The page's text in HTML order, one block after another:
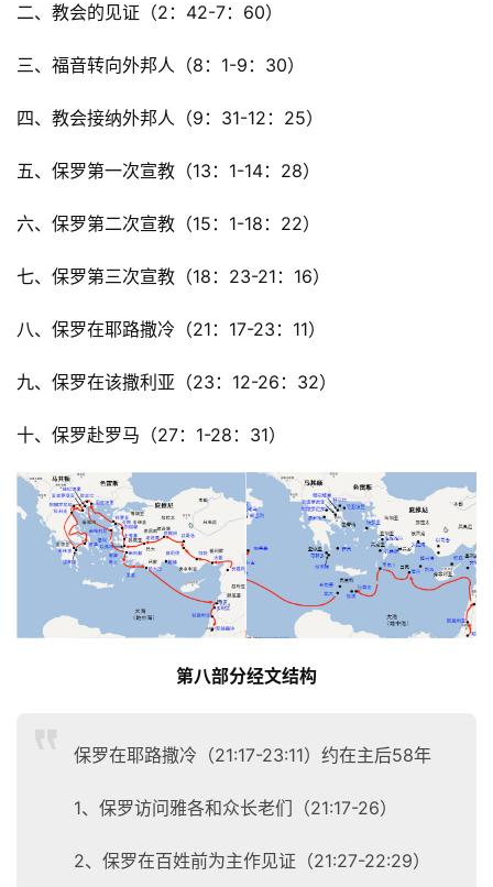
二、教会的见证（2：42-7：60）
三、福音转向外邦人（8：1-9：30）
四、教会接纳外邦人（9：31-12：25）
五、保罗第一次宣教（13：1-14：28）
六、保罗第二次宣教（15：1-18：22）
七、保罗第三次宣教（18：23-21：16）
八、保罗在耶路撒冷（21：17-23：11）
九、保罗在该撒利亚（23：12-26：32）
十、保罗赴罗马（27：1-28：31）
第八部分经文结构
保罗在耶路撒冷（21:17-23:11）约在主后58年
1、保罗访问雅各和众长老们（21:17-26）
2、保罗在百姓前为主作见证（21:27-22:29）